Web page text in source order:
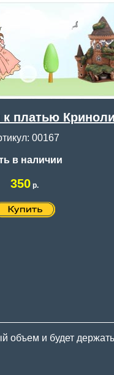
к платью
00167
в наличии
350 р.
объем и будет